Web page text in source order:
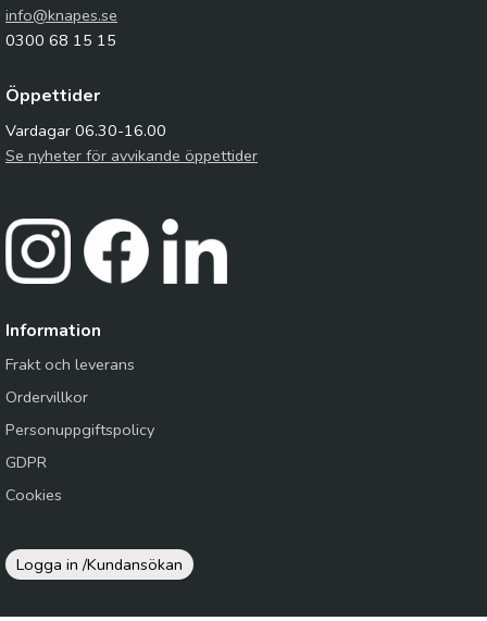
info@knapes.se
0300 68 15 15
Öppettider
Vardagar 06.30-16.00
Se nyheter för avvikande öppettider
Information
Frakt och leverans
Ordervillkor
Personuppgiftspolicy
GDPR
Cookies
Logga in /Kundansökan